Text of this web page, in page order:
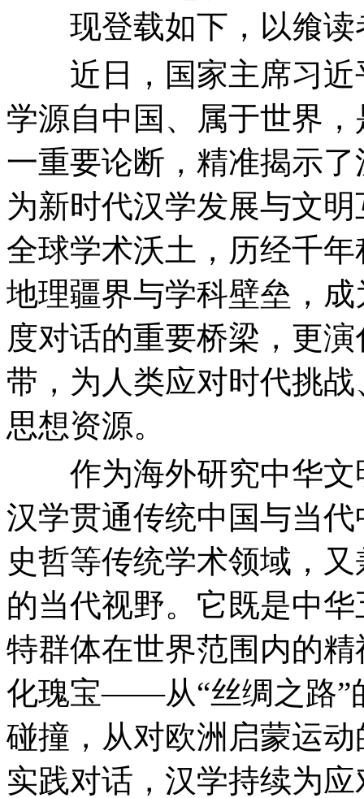
现登载如下，以飨读
近日，国家主席习近
学源自中国、属于世界
一重要论断，精准揭示
为新时代汉学发展与文
全球学术沃土，历经千
地理疆界与学科壁垒，
度对话的重要桥梁，更
带，为人类应对时代挑
思想资源。
作为海外研究中华文
汉学贯通传统中国与当
史哲等传统学术领域，
的当代视野。它既是中
特群体在世界范围内的
化瑰宝——从“丝绸之路”
碰撞，从对欧洲启蒙运
实践对话，汉学持续为